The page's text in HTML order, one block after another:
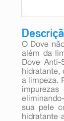
O Dove
além da
Dove
hidratante,
a limpeza.
sua pele
hidratante